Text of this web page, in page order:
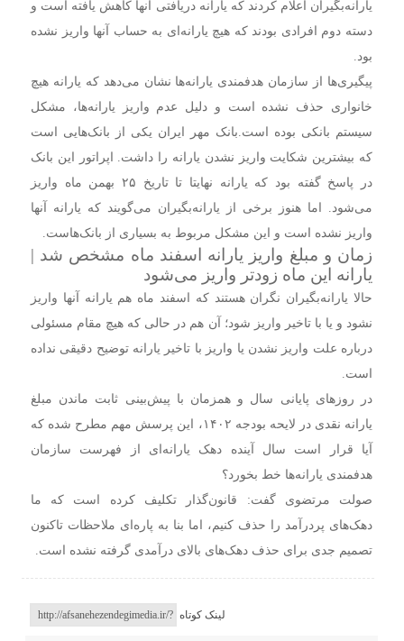
یارانه‌بگیران اعلام کردند که یارانه دریافتی آنها کاهش یافته است و
دسته دوم افرادی بودند که هیچ یارانه‌ای به حساب آنها واریز نشده
بود.
پیگیری‌ها از سازمان هدفمندی یارانه‌ها نشان می‌دهد که یارانه هیچ
خانواری حذف نشده است و دلیل عدم واریز یارانه‌ها، مشکل
سیستم بانکی بوده است.بانک مهر ایران یکی از بانک‌هایی است
که بیشترین شکایت واریز نشدن یارانه را داشت. اپراتور این بانک
در پاسخ گفته بود که یارانه نهایتا تا تاریخ ۲۵ بهمن ماه واریز
می‌شود. اما هنوز برخی از یارانه‌بگیران می‌گویند که یارانه آنها
واریز نشده است و این مشکل مربوط به بسیاری از بانک‌هاست.
زمان و مبلغ واریز یارانه اسفند ماه مشخص شد |
یارانه این ماه زودتر واریز می‌شود
حالا یارانه‌بگیران نگران هستند که اسفند ماه هم یارانه آنها واریز
نشود و یا با تاخیر واریز شود؛ آن هم در حالی که هیچ مقام مسئولی
درباره علت واریز نشدن یا واریز با تاخیر یارانه توضیح دقیقی نداده
است.
در روزهای پایانی سال و همزمان با پیش‌بینی ثابت ماندن مبلغ
یارانه نقدی در لایحه بودجه ۱۴۰۲، این پرسش مهم مطرح شده که
آیا قرار است سال آینده دهک یارانه‌ای از فهرست سازمان
هدفمندی یارانه‌ها خط بخورد؟
صولت مرتضوی گفت: قانون‌گذار تکلیف کرده است که ما
دهک‌های پردرآمد را حذف کنیم، اما بنا به پاره‌ای ملاحظات تاکنون
تصمیم جدی برای حذف دهک‌های بالای درآمدی گرفته نشده است.
لینک کوتاه